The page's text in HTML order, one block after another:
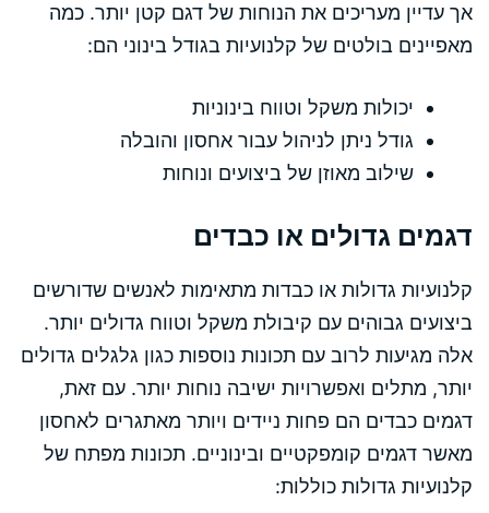
אך עדיין מעריכים את הנוחות של דגם קטן יותר. כמה
מאפיינים בולטים של קלנועיות בגודל בינוני הם:
יכולות משקל וטווח בינוניות
גודל ניתן לניהול עבור אחסון והובלה
שילוב מאוזן של ביצועים ונוחות
דגמים גדולים או כבדים
קלנועיות גדולות או כבדות מתאימות לאנשים שדורשים
ביצועים גבוהים עם קיבולת משקל וטווח גדולים יותר.
אלה מגיעות לרוב עם תכונות נוספות כגון גלגלים גדולים
יותר, מתלים ואפשרויות ישיבה נוחות יותר. עם זאת,
דגמים כבדים הם פחות ניידים ויותר מאתגרים לאחסון
מאשר דגמים קומפקטיים ובינוניים. תכונות מפתח של
קלנועיות גדולות כוללות: